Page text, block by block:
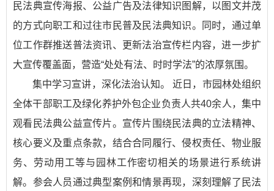
民法典宣传海报、公益广告及法律知识图解，以图文并茂
的方式向职工和过往市民普及民法典知识。同时，通过单
位工作群推送普法资讯、更新法治宣传栏内容，进一步扩
大宣传覆盖面，营造“处处有法、时时学法”的浓厚氛围。
集中学习宣讲，深化法治认知。 近日，市园林处组织
全体干部职工及绿化养护外包企业负责人共40余人，集中
观看民法典公益宣传片。宣传片围绕民法典的立法精神、
核心要义及重点条款，结合合同履行、侵权责任、物业服
务、劳动用工等与园林工作密切相关的场景进行系统讲
解。参会人员通过典型案例和情景再现，深刻理解了民法